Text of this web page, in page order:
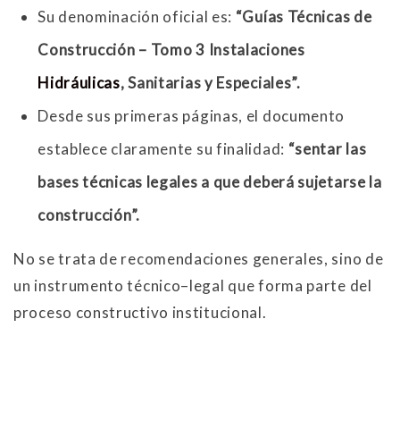
Su denominación oficial es: “Guías Técnicas de
Construcción – Tomo 3 Instalaciones
Hidráulicas, Sanitarias y Especiales”.
Desde sus primeras páginas, el documento
establece claramente su finalidad: “sentar las
bases técnicas legales a que deberá sujetarse la
construcción”.
No se trata de recomendaciones generales, sino de
un instrumento técnico–legal que forma parte del
proceso constructivo institucional.